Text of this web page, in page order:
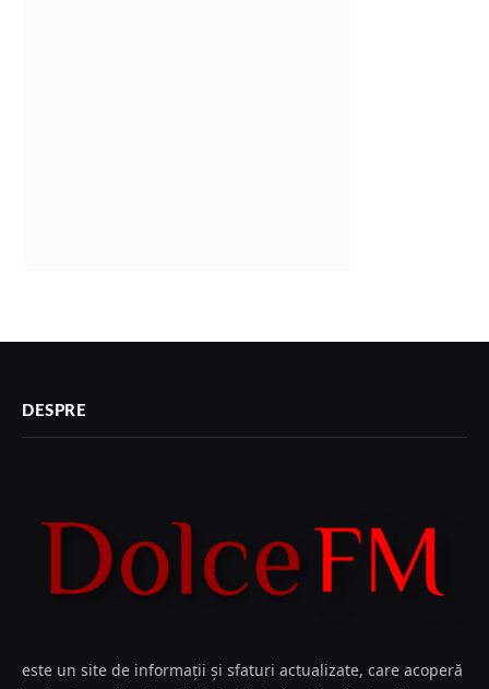
DESPRE
este un site de informații și sfaturi actualizate, care acoperă